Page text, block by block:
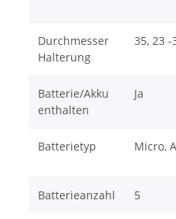
Durchmesser
Halterung
35, 23 -
Batterie/Akku
enthalten
Ja
Batterietyp Micro,
Batterieanzahl 5